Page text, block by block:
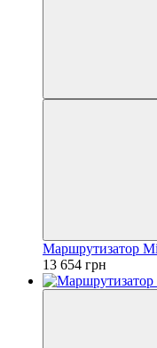
Маршрутизатор
13 654 грн